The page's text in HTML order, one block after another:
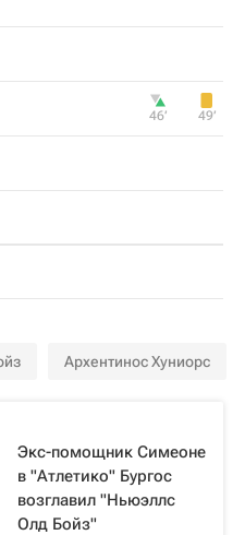
46‎’‎ 49‎’‎
Архентинос Хуниорс
Экс-помощник Симеоне
в "Атлетико" Бургос
возглавил "Ньюэллс
Олд Бойз"